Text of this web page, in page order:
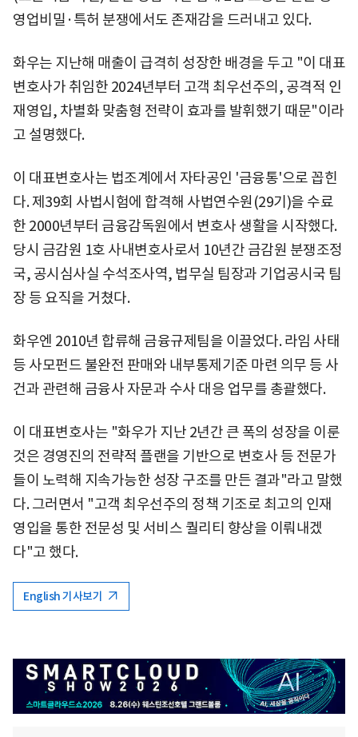
영업비밀·특허 분쟁에서도 존재감을 드러내고 있다.
화우는 지난해 매출이 급격히 성장한 배경을 두고 "이 대표
변호사가 취임한 2024년부터 고객 최우선주의, 공격적 인
재영입, 차별화 맞춤형 전략이 효과를 발휘했기 때문"이라
고 설명했다.
이 대표변호사는 법조계에서 자타공인 '금융통'으로 꼽힌
다. 제39회 사법시험에 합격해 사법연수원(29기)을 수료
한 2000년부터 금융감독원에서 변호사 생활을 시작했다.
당시 금감원 1호 사내변호사로서 10년간 금감원 분쟁조정
국, 공시심사실 수석조사역, 법무실 팀장과 기업공시국 팀
장 등 요직을 거쳤다.
화우엔 2010년 합류해 금융규제팀을 이끌었다. 라임 사태
등 사모펀드 불완전 판매와 내부통제기준 마련 의무 등 사
건과 관련해 금융사 자문과 수사 대응 업무를 총괄했다.
이 대표변호사는 "화우가 지난 2년간 큰 폭의 성장을 이룬
것은 경영진의 전략적 플랜을 기반으로 변호사 등 전문가
들이 노력해 지속가능한 성장 구조를 만든 결과"라고 말했
다. 그러면서 "고객 최우선주의 정책 기조로 최고의 인재
영입을 통한 전문성 및 서비스 퀄리티 향상을 이뤄내겠
다"고 했다.
English 기사보기